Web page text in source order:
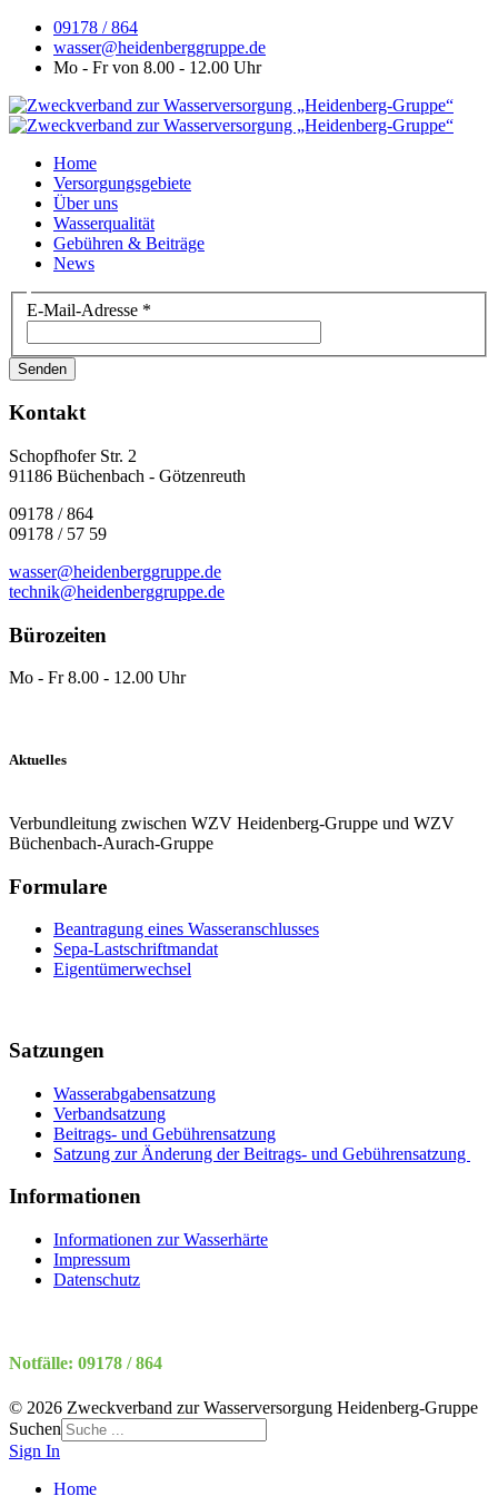
09178 / 864
wasser@heidenberggruppe.de
Mo - Fr von 8.00 - 12.00 Uhr
Home
Versorgungsgebiete
Über uns
Wasserqualität
Gebühren & Beiträge
News
E-Mail-Adresse *
Senden
Kontakt
Schopfhofer Str. 2
91186 Büchenbach - Götzenreuth
09178 / 864
09178 / 57 59
wasser@heidenberggruppe.de
technik@heidenberggruppe.de
Bürozeiten
Mo - Fr 8.00 - 12.00 Uhr
Aktuelles
Verbundleitung zwischen WZV Heidenberg-Gruppe und WZV
Büchenbach-Aurach-Gruppe
Formulare
Beantragung eines Wasseranschlusses
Sepa-Lastschriftmandat
Eigentümerwechsel
Satzungen
Wasserabgabensatzung
Verbandsatzung
Beitrags- und Gebührensatzung
Satzung zur Änderung der Beitrags- und Gebührensatzung
Informationen
Informationen zur Wasserhärte
Impressum
Datenschutz
Notfälle: 09178 / 864
© 2026 Zweckverband zur Wasserversorgung Heidenberg-Gruppe
Suchen
Sign In
Home